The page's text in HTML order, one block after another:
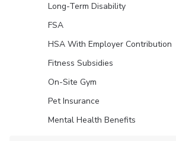
Long-Term Disability
FSA
HSA With Employer Contribution
Fitness Subsidies
On-Site Gym
Pet Insurance
Mental Health Benefits